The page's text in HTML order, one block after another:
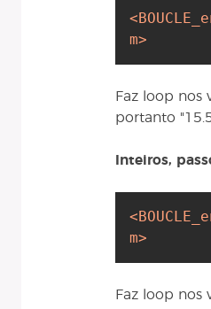
m>
Faz loop nos
portanto
Inteiros,
m>
Faz loop nos